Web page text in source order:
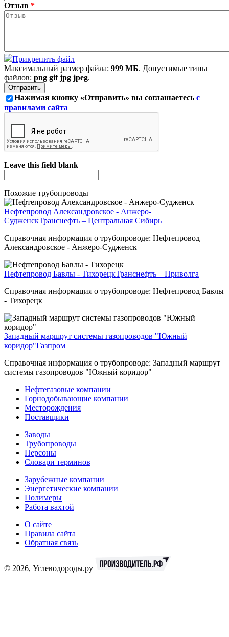
Отзыв *
Прикрепить файл
Максимальный размер файла: 999 МБ. Допустимые типы
файлов: png gif jpg jpeg.
Нажимая кнопку «Отправить» вы соглашаетесь с
правилами сайта
Leave this field blank
Похожие трубопроводы
Нефтепровод Александровское - Анжеро-
СудженскТранснефть – Центральная Сибирь
Справочная информация о трубопроводе: Нефтепровод
Александровское - Анжеро-Судженск
Нефтепровод Бавлы - ТихорецкТранснефть – Приволга
Справочная информация о трубопроводе: Нефтепровод Бавлы
- Тихорецк
Западный маршрут системы газопроводов "Южный
коридор"Газпром
Справочная информация о трубопроводе: Западный маршрут
системы газопроводов "Южный коридор"
Нефтегазовые компании
Горнодобывающие компании
Месторождения
Поставщики
Заводы
Трубопроводы
Персоны
Словари терминов
Зарубежные компании
Энергетические компании
Полимеры
Работа вахтой
О сайте
Правила сайта
Обратная связь
© 2026, Углеводороды.ру